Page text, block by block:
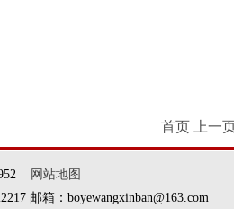
首页 上一
网站地图
邮箱：boyewangxinban@163.com